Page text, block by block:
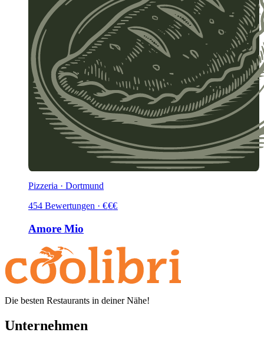
Pizzeria · Dortmund
454 Bewertungen · €€€
Amore Mio
Die besten Restaurants in deiner Nähe!
Unternehmen